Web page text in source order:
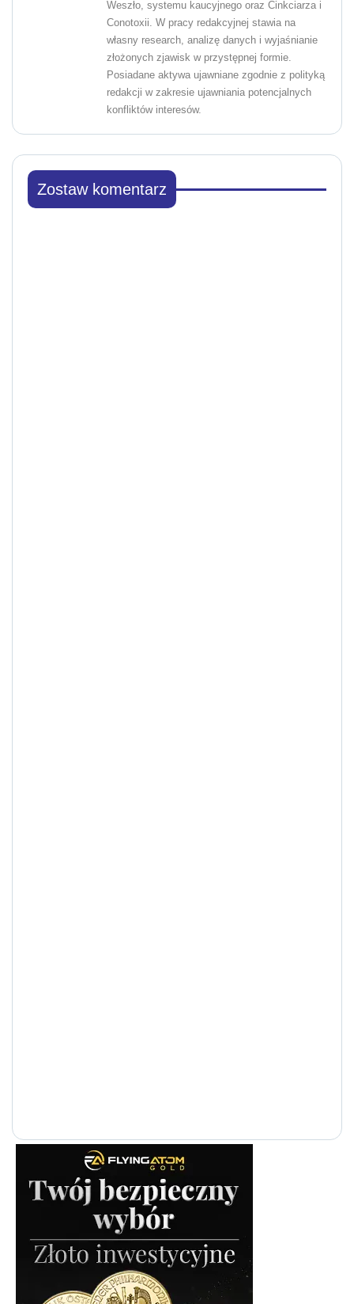
Weszło, systemu kaucyjnego oraz Cinkciarza i
Conotoxii. W pracy redakcyjnej stawia na
własny research, analizę danych i wyjaśnianie
złożonych zjawisk w przystępnej formie.
Posiadane aktywa ujawniane zgodnie z polityką
redakcji w zakresie ujawniania potencjalnych
konfliktów interesów.
Zostaw komentarz